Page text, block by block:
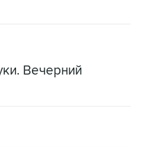
Вечерний